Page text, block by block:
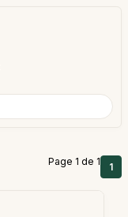
Page 1 de 1 1